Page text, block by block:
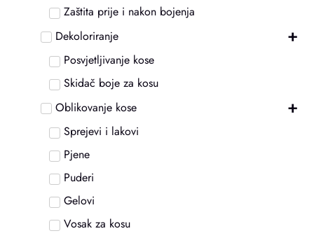
Zaštita prije i nakon bojenja
Dekoloriranje
+
Posvjetljivanje kose
Skidač boje za kosu
Oblikovanje kose
+
Sprejevi i lakovi
Pjene
Puderi
Gelovi
Vosak za kosu